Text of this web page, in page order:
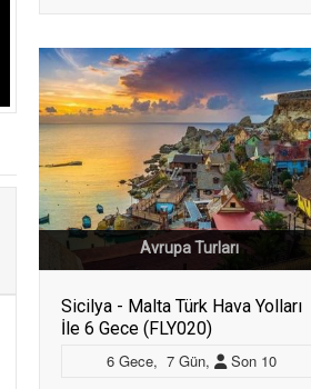
Avrupa Turları
Sicilya - Malta Türk Hava Yolları
İle 6 Gece (FLY020)
6 Gece, 7 Gün, Son10